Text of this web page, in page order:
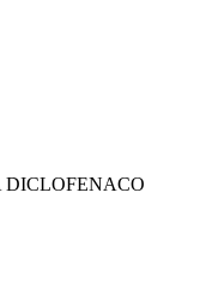
DICLOFENACO